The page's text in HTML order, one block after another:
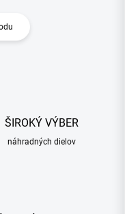
ŠIROKÝ VÝBER
náhradných dielov